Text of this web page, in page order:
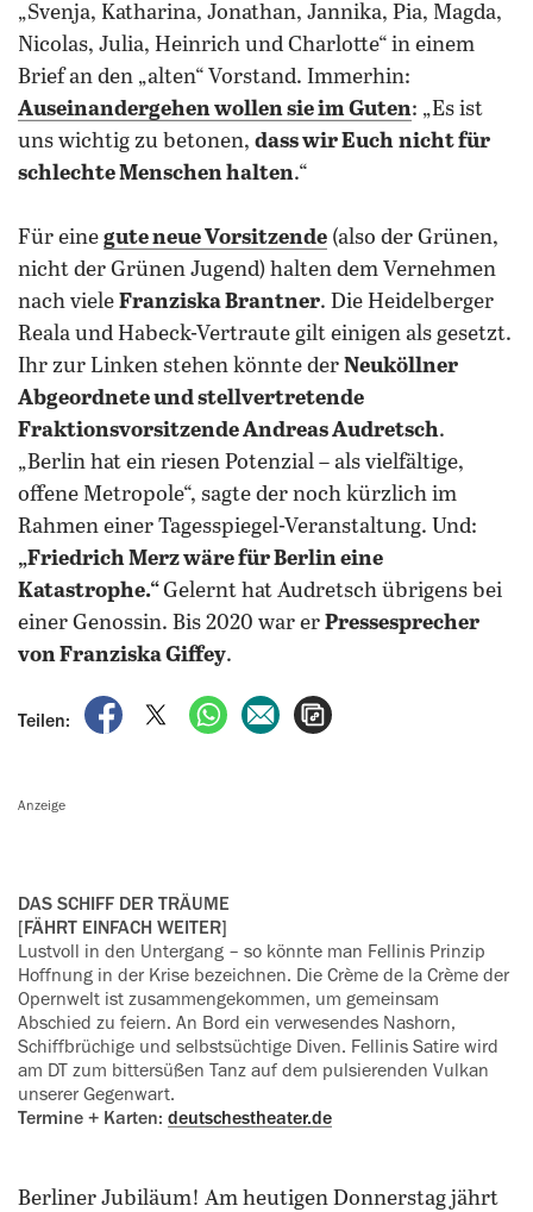
„Svenja, Katharina, Jonathan, Jannika, Pia, Magda,
Nicolas, Julia, Heinrich und Charlotte“ in einem
Brief an den „alten“ Vorstand. Immerhin:
Auseinandergehen wollen sie im Guten: „Es ist
uns wichtig zu betonen, dass wir Euch nicht für
schlechte Menschen halten.“
Für eine gute neue Vorsitzende (also der Grünen,
nicht der Grünen Jugend) halten dem Vernehmen
nach viele Franziska Brantner. Die Heidelberger
Reala und Habeck-Vertraute gilt einigen als gesetzt.
Ihr zur Linken stehen könnte der Neuköllner
Abgeordnete und stellvertretende
Fraktionsvorsitzende Andreas Audretsch.
„Berlin hat ein riesen Potenzial – als vielfältige,
offene Metropole“, sagte der noch kürzlich im
Rahmen einer Tagesspiegel-Veranstaltung. Und:
„Friedrich Merz wäre für Berlin eine
Katastrophe.“Gelernt hat Audretsch übrigens bei
einer Genossin. Bis 2020 war er Pressesprecher
von Franziska Giffey.
Teilen:
auf Facebook teilen
auf X teilenper WhatsApp teilen
per E-Mail teilen
Anzeige
DAS SCHIFF DER TRÄUME
[FÄHRT EINFACH WEITER]
Lustvoll in den Untergang – so könnte man Fellinis Prinzip
Hoffnung in der Krise bezeichnen. Die Crème de la Crème der
Opernwelt ist zusammengekommen, um gemeinsam
Abschied zu feiern. An Bord ein verwesendes Nashorn,
Schiffbrüchige und selbstsüchtige Diven. Fellinis Satire wird
am DT zum bittersüßen Tanz auf dem pulsierenden Vulkan
unserer Gegenwart.
Termine + Karten: deutschestheater.de
Berliner Jubiläum! Am heutigen Donnerstag jährt